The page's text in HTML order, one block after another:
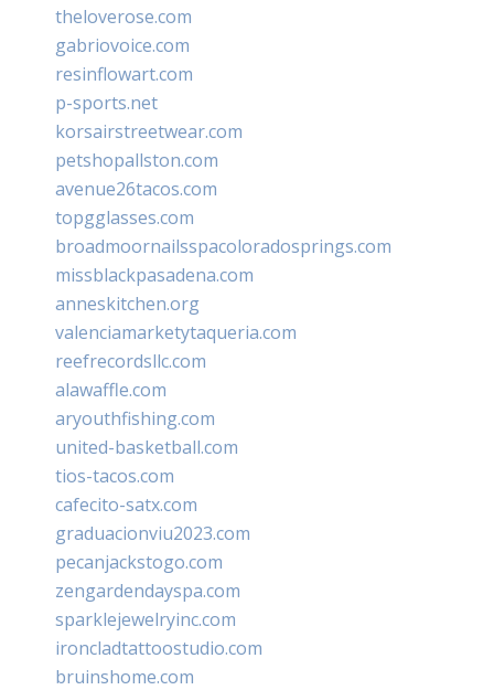
theloverose.com
gabriovoice.com
resinflowart.com
p-sports.net
korsairstreetwear.com
petshopallston.com
avenue26tacos.com
topgglasses.com
broadmoornailsspacoloradosprings.com
missblackpasadena.com
anneskitchen.org
valenciamarketytaqueria.com
reefrecordsllc.com
alawaffle.com
aryouthfishing.com
united-basketball.com
tios-tacos.com
cafecito-satx.com
graduacionviu2023.com
pecanjackstogo.com
zengardendayspa.com
sparklejewelryinc.com
ironcladtattoostudio.com
bruinshome.com